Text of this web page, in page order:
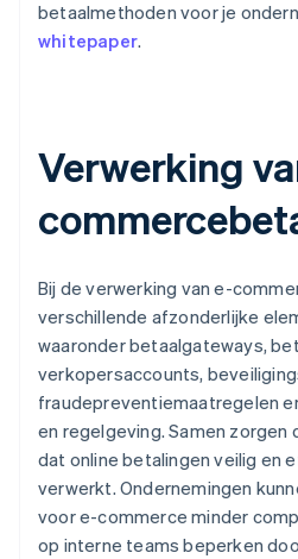
betaalmethoden voor je
whitepaper.
Verwerking
Bij de verwerking van e-
verschillende afzonderlijke
waaronder betaalgateways,
verkopersaccounts,
fraudepreventiemaatregelen
en regelgeving. Samen
dat online betalingen veilig en
verwerkt. Ondernemingen
voor e-commerce minder
op interne teams beperken